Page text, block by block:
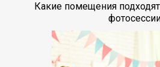
Какие помещения